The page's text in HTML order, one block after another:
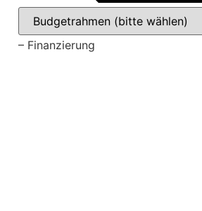
– Finanzierung